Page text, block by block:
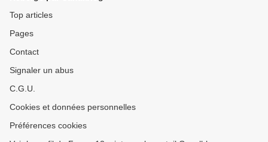
Top articles
Pages
Contact
Signaler un abus
C.G.U.
Cookies et données personnelles
Préférences cookies